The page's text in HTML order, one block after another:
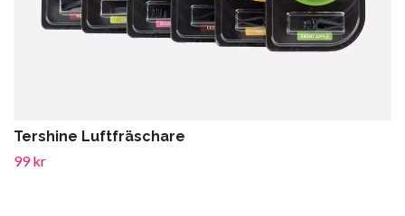
Tershine Luftfräschare
99 kr